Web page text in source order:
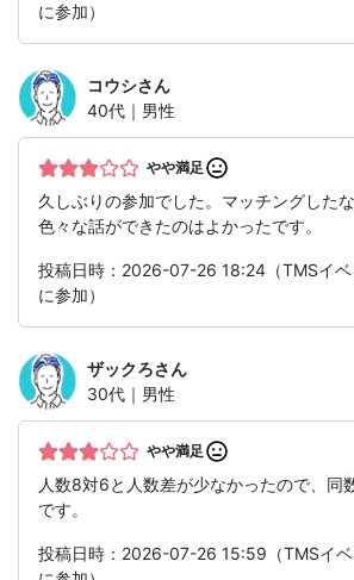
に参加）
コウシさん
40代｜男性
やや満足
久しぶりの参加でした。マッチングしたな
色々な話ができたのはよかったです。
投稿日時：2026-07-26 18:24（TMSイベ
に参加）
ザックろさん
30代｜男性
やや満足
人数8対6と人数差が少なかったので、同
です。
投稿日時：2026-07-26 15:59（TMSイベ